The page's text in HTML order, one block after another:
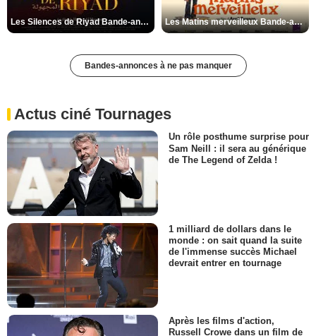
Les Silences de Riyad Bande-annonce VO STFR Les Matins merveilleux Bande-annonce VF
Bandes-annonces à ne pas manquer
Actus ciné Tournages
Un rôle posthume surprise pour
Sam Neill : il sera au générique
de The Legend of Zelda !
1 milliard de dollars dans le
monde : on sait quand la suite
de l'immense succès Michael
devrait entrer en tournage
Après les films d'action,
Russell Crowe dans un film de